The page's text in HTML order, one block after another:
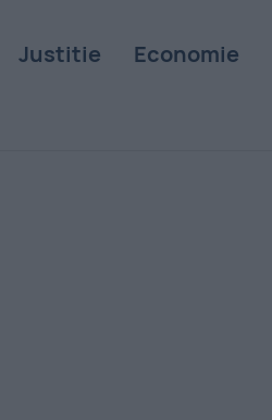
Justitie Economie